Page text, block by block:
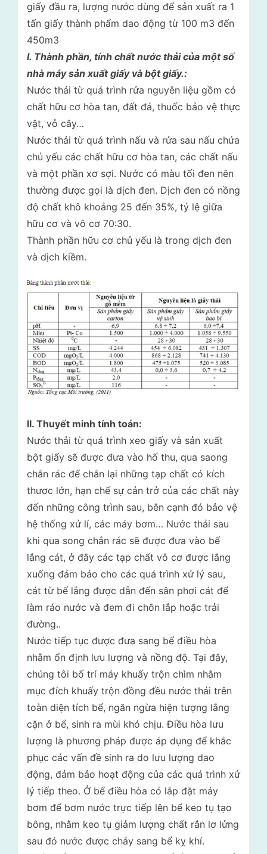
giấy đầu ra, lượng nước dùng để sản xuất ra 1
tấn giấy thành phẩm dao động từ 100 m3 đến
450m3
I. Thành phần, tính chất nước thải của một số
nhà máy sản xuất giấy và bột giấy.:
Nước thải từ quá trình rửa nguyên liệu gồm có
chất hữu cơ hòa tan, đất đá, thuốc bảo vệ thực
vật, vỏ cây…
Nước thải từ quá trình nấu và rửa sau nấu chứa
chủ yếu các chất hữu cơ hòa tan, các chất nấu
và một phần xơ sợi. Nước có màu tối đen nên
thường được gọi là dịch đen. Dịch đen có nồng
độ chất khô khoảng 25 đến 35%, tỷ lệ giữa
hữu cơ và vô cơ 70:30.
Thành phần hữu cơ chủ yếu là trong dịch đen
và dịch kiềm.
II. Thuyết minh tính toán:
Nước thải từ quá trình xeo giấy và sản xuất
bột giấy sẽ được đưa vào hố thu, qua saong
chắn rác để chắn lại những tạp chất có kích
thươc lớn, hạn chế sự cản trở của các chất này
đến những công trình sau, bên cạnh đó bảo vệ
hệ thống xử lí, các máy bơm… Nước thải sau
khi qua song chắn rác sẽ được đưa vào bể
lắng cát, ở đây các tạp chất vô cơ được lắng
xuống đảm bảo cho các quá trình xử lý sau,
cát từ bể lắng được dẫn đến sân phơi cát để
làm ráo nước và đem đi chôn lắp hoặc trải
đường..
Nước tiếp tục được đưa sang bể điều hòa
nhằm ổn định lưu lượng và nồng độ. Tại đây,
chúng tôi bố trí máy khuấy trộn chìm nhằm
mục đích khuấy trộn đồng đều nước thải trên
toàn diện tích bể, ngăn ngừa hiện tượng lắng
cặn ở bể, sinh ra mùi khó chịu. Điều hòa lưu
lượng là phương pháp được áp dụng để khắc
phục các vấn đề sinh ra do lưu lượng dao
động, đảm bảo hoạt động của các quá trình xử
lý tiếp theo. Ở bể điều hòa có lắp đặt máy
bơm để bơm nước trực tiếp lên bể keo tụ tạo
bông, nhằm keo tụ giảm lượng chất rắn lơ lửng
sau đó nước được chảy sang bể kỵ khí.